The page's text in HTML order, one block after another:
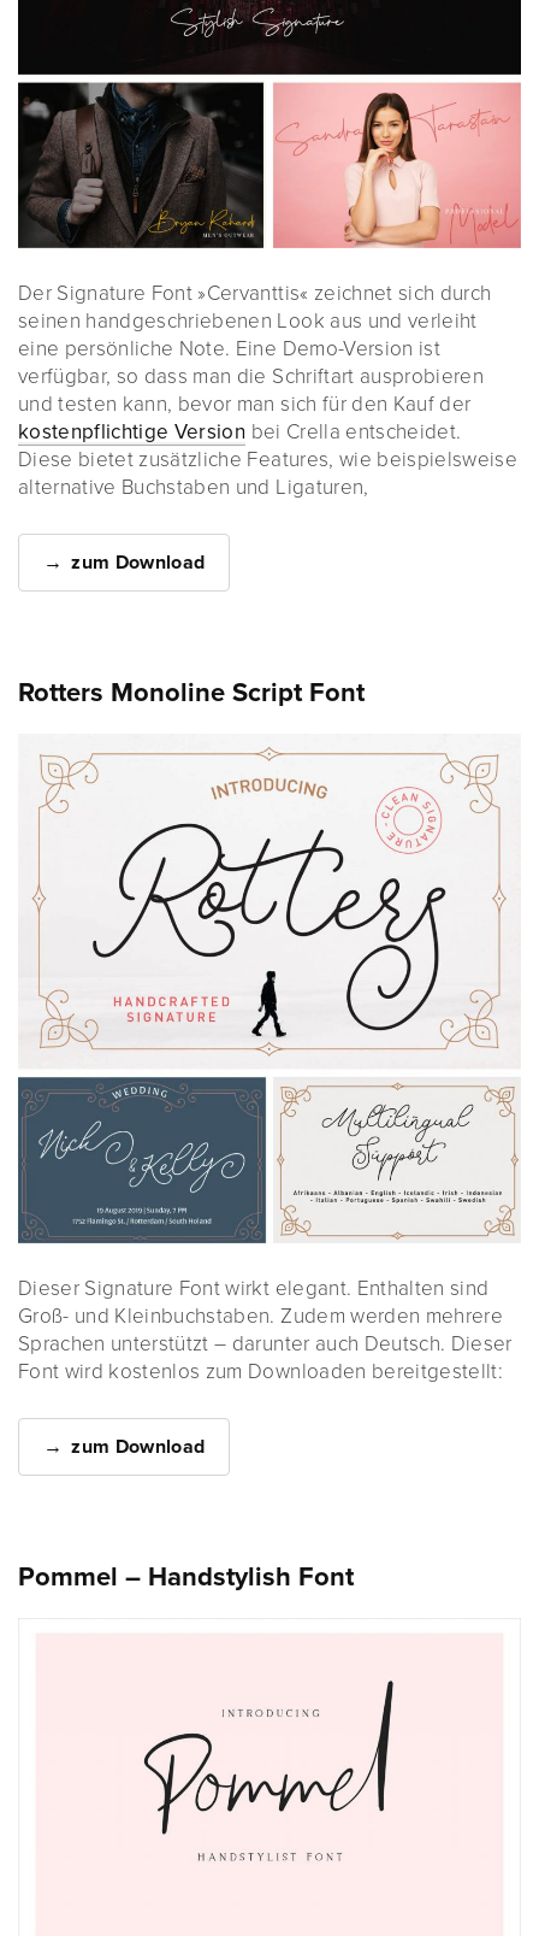
Der Signature Font »Cervanttis« zeichnet sich durch
seinen handgeschriebenen Look aus und verleiht
eine persönliche Note. Eine Demo-Version ist
verfügbar, so dass man die Schriftart ausprobieren
und testen kann, bevor man sich für den Kauf der
kostenpflichtige Version bei Crella entscheidet.
Diese bietet zusätzliche Features, wie beispielsweise
alternative Buchstaben und Ligaturen,
zum Download
Rotters Monoline Script Font
Dieser Signature Font wirkt elegant. Enthalten sind
Groß- und Kleinbuchstaben. Zudem werden mehrere
Sprachen unterstützt – darunter auch Deutsch. Dieser
Font wird kostenlos zum Downloaden bereitgestellt:
zum Download
Pommel – Handstylish Font